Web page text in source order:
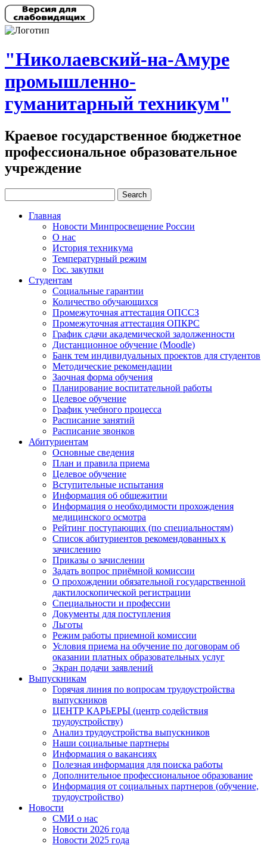
"Николаевский-на-Амуре
промышленно-
гуманитарный техникум"
Краевое государственное бюджетное
профессиональное образовательное
учреждение
Главная
Новости Минпросвещение России
О нас
История техникума
Температурный режим
Гос. закупки
Студентам
Социальные гарантии
Количество обучающихся
Промежуточная аттестация ОПССЗ
Промежуточная аттестация ОПКРС
График сдачи академической задолженности
Дистанционное обучение (Moodle)
Банк тем индивидуальных проектов для студентов
Методические рекомендации
Заочная форма обучения
Планирование воспитательной работы
Целевое обучение
График учебного процесса
Расписание занятий
Расписание звонков
Абитуриентам
Основные сведения
План и правила приема
Целевое обучение
Вступительные испытания
Информация об общежитии
Информация о необходимости прохождения
медицинского осмотра
Рейтинг поступающих (по специальностям)
Список абитуриентов рекомендованных к
зачислению
Приказы о зачислении
Задать вопрос приёмной комиссии
О прохождении обязательной государственной
дактилоскопической регистрации
Специальности и профессии
Документы для поступления
Льготы
Режим работы приемной комиссии
Условия приема на обучение по договорам об
оказании платных образовательных услуг
Экран подачи заявлений
Выпускникам
Горячая линия по вопросам трудоустройства
выпускников
ЦЕНТР КАРЬЕРЫ (центр содействия
трудоустройству)
Анализ трудоустройства выпускников
Наши социальные партнеры
Информация о вакансиях
Полезная информация для поиска работы
Дополнительное профессиональное образование
Информация от социальных партнеров (обучение,
трудоустройство)
Новости
СМИ о нас
Новости 2026 года
Новости 2025 года